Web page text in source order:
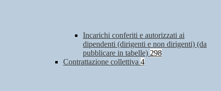
Incarichi conferiti e autorizzati ai
dipendenti (dirigenti e non dirigenti) (da
pubblicare in tabelle) 298
Contrattazione collettiva 4